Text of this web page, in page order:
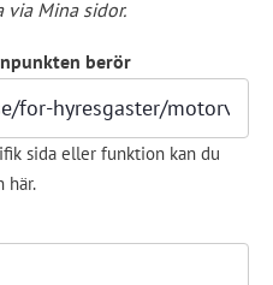
via Mina sidor.
berör
sida eller funktion kan du
här.